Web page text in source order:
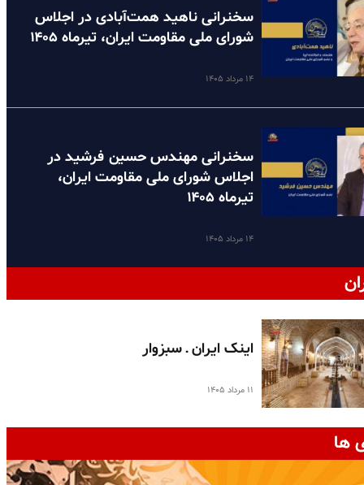
سخنرانی ناهید همت‌آبادی در اجلاس
شورای ملی مقاومت ایران، تیرماه ۱۴۰۵
۱۴ مرداد ۱۴۰۵
سخنرانی مهندس حسین فرشید در
اجلاس شورای ملی مقاومت ایران،
تیرماه ۱۴۰۵
۱۴ مرداد ۱۴۰۵
اینک ایران ـ سبزوار
۱۱ مرداد ۱۴۰۵
ها